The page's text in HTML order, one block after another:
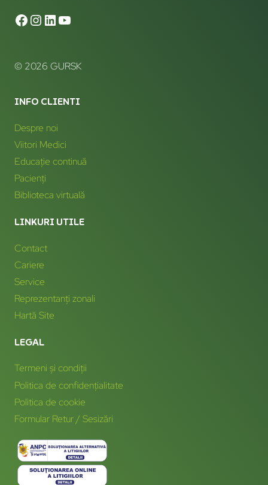
© 2026 GURSK
INFO CLIENTI
Despre noi
Viitori Medici
Educație continuă
Pacienți
Biblioteca virtuală
LINKURI UTILE
Contact
Cariere
Service
Reprezentanți zonali
Hartă Site
LEGAL
Termeni și condiții
Politica de confidențialitate
Politica de cookie
Formular Retur / Sesizări